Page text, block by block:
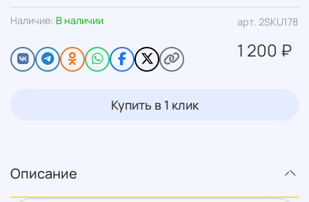
арт. 2SKU178
Наличие: В наличии
1 200 ₽
Купить в 1 клик
Описание